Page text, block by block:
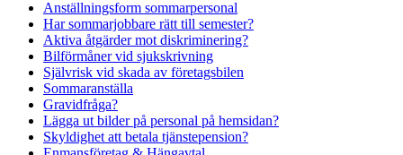
Anställningsform sommarpersonal
Har sommarjobbare rätt till semester?
Aktiva åtgärder mot diskriminering?
Bilförmåner vid sjukskrivning
Självrisk vid skada av företagsbilen
Sommaranställa
Gravidfråga?
Lägga ut bilder på personal på hemsidan?
Skyldighet att betala tjänstepension?